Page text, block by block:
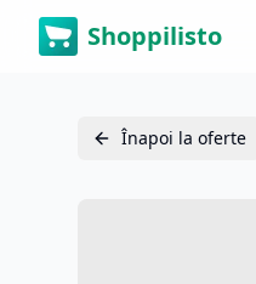
Shoppilisto
Înapoi la oferte